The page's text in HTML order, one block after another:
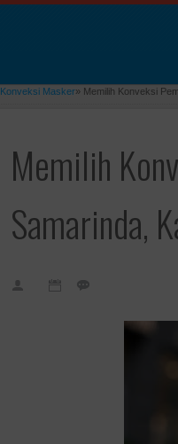
Konveksi Masker» Memilih Konveksi
Memilih
Samarinda,